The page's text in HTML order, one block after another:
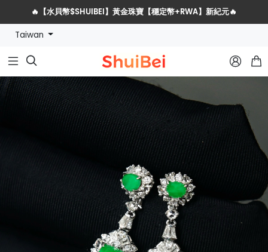
🔥【水貝幣$SHUIBEI】黃金珠寶【穩定幣+RWA】新紀元🔥
Taiwan
  